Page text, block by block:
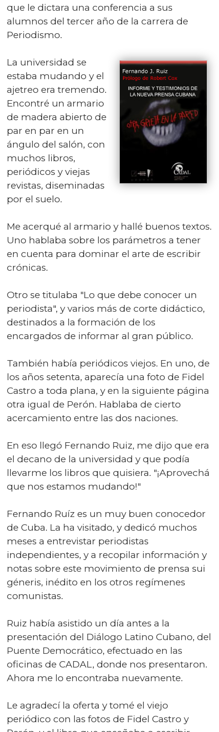
que le dictara una conferencia a sus
alumnos del tercer año de la carrera de
Periodismo.
La universidad se
estaba mudando y el
ajetreo era tremendo.
Encontré un armario
de madera abierto de
par en par en un
ángulo del salón, con
muchos libros,
periódicos y viejas
revistas, diseminadas
por el suelo.
Me acerqué al armario y hallé buenos textos.
Uno hablaba sobre los parámetros a tener
en cuenta para dominar el arte de escribir
crónicas.
Otro se titulaba "Lo que debe conocer un
periodista", y varios más de corte didáctico,
destinados a la formación de los
encargados de informar al gran público.
También había periódicos viejos. En uno, de
los años setenta, aparecía una foto de Fidel
Castro a toda plana, y en la siguiente página
otra igual de Perón. Hablaba de cierto
acercamiento entre las dos naciones.
En eso llegó Fernando Ruiz, me dijo que era
el decano de la universidad y que podía
llevarme los libros que quisiera. "¡Aprovechá
que nos estamos mudando!"
Fernando Ruíz es un muy buen conocedor
de Cuba. La ha visitado, y dedicó muchos
meses a entrevistar periodistas
independientes, y a recopilar información y
notas sobre este movimiento de prensa sui
géneris, inédito en los otros regímenes
comunistas.
Ruiz había asistido un día antes a la
presentación del Diálogo Latino Cubano, del
Puente Democrático, efectuado en las
oficinas de CADAL, donde nos presentaron.
Ahora me lo encontraba nuevamente.
Le agradecí la oferta y tomé el viejo
periódico con las fotos de Fidel Castro y